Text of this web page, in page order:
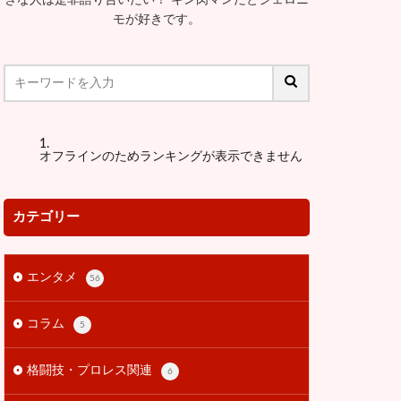
モが好きです。
オフラインのためランキングが表示できません
カテゴリー
エンタメ 56
コラム 5
格闘技・プロレス関連 6